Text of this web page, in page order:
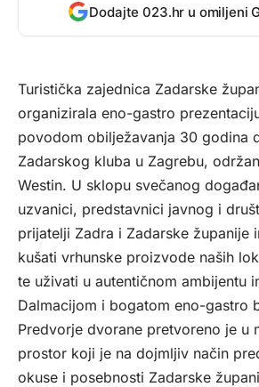
Dodajte 023.hr u omiljeni
Turistička zajednica Zadarske
organizirala eno-gastro
povodom obilježavanja 30 godina
Zadarskog kluba u Zagrebu,
Westin. U sklopu svečanog
uzvanici, predstavnici javnog i
prijatelji Zadra i Zadarske županije
kušati vrhunske proizvode naših
te uživati u autentičnom ambijentu
Dalmacijom i bogatom eno-gastro
Predvorje dvorane pretvoreno je u
prostor koji je na dojmljiv način
okuse i posebnosti Zadarske